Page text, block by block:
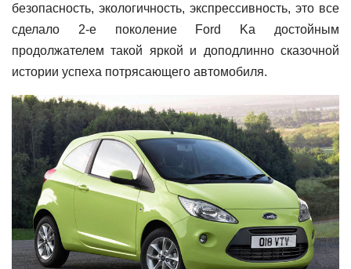
безопасность, экологичность, экспрессивность, это все
сделало 2-е поколение Ford Ka достойным
продолжателем такой яркой и доподлинно сказочной
истории успеха потрясающего автомобиля.